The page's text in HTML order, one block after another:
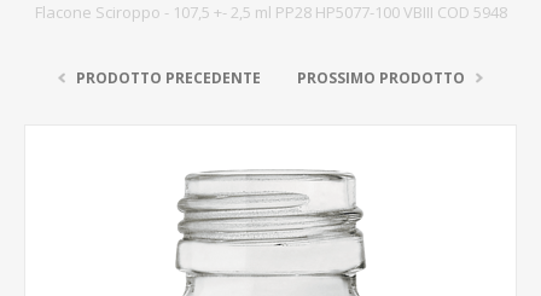
Flacone Sciroppo - 107,5 +- 2,5 ml PP28 HP5077-100 VBIII COD 5948
PRODOTTO PRECEDENTE PROSSIMO PRODOTTO